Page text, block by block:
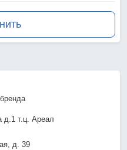
д.1 т.ц. Ареал
д. 39